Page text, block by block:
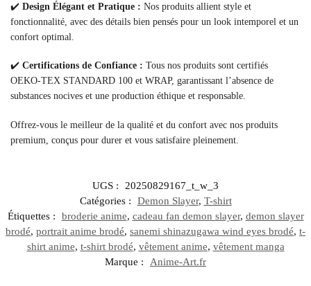
✔️ Design Élégant et Pratique : Nos produits allient style et
fonctionnalité, avec des détails bien pensés pour un look intemporel et un
confort optimal.
✔️ Certifications de Confiance : Tous nos produits sont certifiés
OEKO-TEX STANDARD 100 et WRAP, garantissant l’absence de
substances nocives et une production éthique et responsable.
Offrez-vous le meilleur de la qualité et du confort avec nos produits
premium, conçus pour durer et vous satisfaire pleinement.
UGS :
20250829167_t_w_3
Catégories :
Demon Slayer, T-shirt
Étiquettes :
broderie anime, cadeau fan demon slayer, demon slayer
brodé, portrait anime brodé, sanemi shinazugawa wind eyes brodé, t-
shirt anime, t-shirt brodé, vêtement anime, vêtement manga
Marque :
Anime-Art.fr